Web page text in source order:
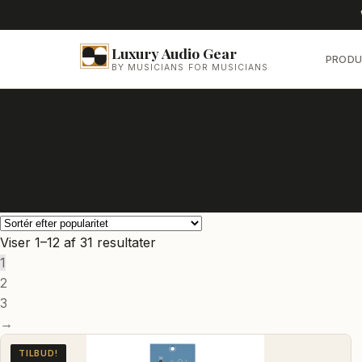
Luxury Audio Gear
BY MUSICIANS FOR MUSICIANS
Viser 1–12 af 31 resultaterSorteret
1
2
3
→
TILBUD!